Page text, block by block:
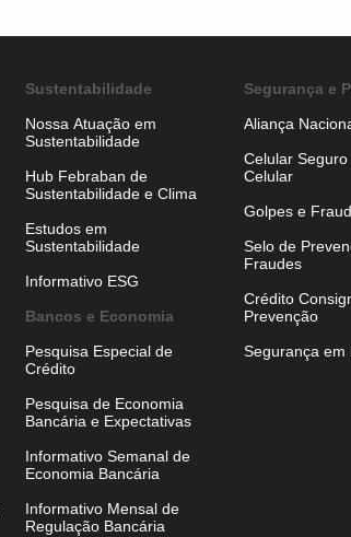
Sustentabilidade
Nossa Atuação em
Sustentabilidade
Hub Febraban de
Sustentabilidade e Clima
Estudos em
Sustentabilidade
Informativo ESG
Bancos e Economia
Pesquisa Especial de
Crédito
Pesquisa de Economia
Bancária e Expectativas
Informativo Semanal de
Economia Bancária
Informativo Mensal de
Regulação Bancária
Segurança e
Aliança
Celular
Celular
Golpes e
Selo de
Fraudes
Crédito
Prevenção
Segurança em